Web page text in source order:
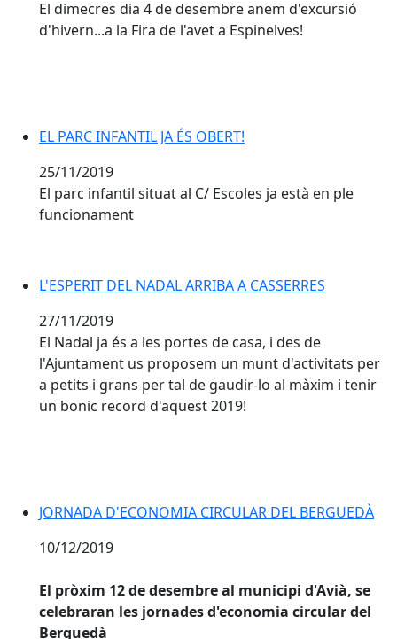
El dimecres dia 4 de desembre anem d'excursió
d'hivern...a la Fira de l'avet a Espinelves!
EL PARC INFANTIL JA ÉS OBERT!
25/11/2019
El parc infantil situat al C/ Escoles ja està en ple
funcionament
L'ESPERIT DEL NADAL ARRIBA A CASSERRES
27/11/2019
El Nadal ja és a les portes de casa, i des de
l'Ajuntament us proposem un munt d'activitats per
a petits i grans per tal de gaudir-lo al màxim i tenir
un bonic record d'aquest 2019!
JORNADA D'ECONOMIA CIRCULAR DEL BERGUEDÀ
10/12/2019
El pròxim 12 de desembre al municipi d'Avià, se
celebraran les jornades d'economia circular del
Berguedà